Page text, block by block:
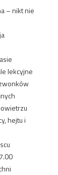
– nikt nie
lekcyjne
hejtu i